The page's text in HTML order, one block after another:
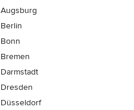
Augsburg
Berlin
Bonn
Bremen
Darmstadt
Dresden
Düsseldorf